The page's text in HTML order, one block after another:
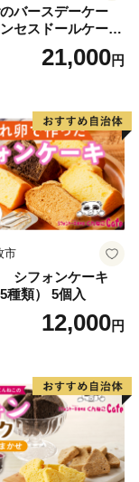
とができる「裏
な神秘的な姿
のバースデーケー
セスドールケーキ
スイーツ デザー
お取り寄せ 愛知県
ションケーキ ホー
人形 かわいい こど
21,000円
市
シフォンケーキ
5種類） 5個入
12,000円